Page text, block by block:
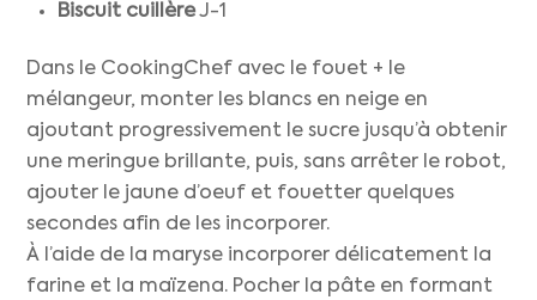
Biscuit cuillèreJ-1
Dans le CookingChef avec le fouet + le
mélangeur, monter les blancs en neige en
ajoutant progressivement le sucre jusqu’à obtenir
une meringue brillante, puis, sans arrêter le robot,
ajouter le jaune d’oeuf et fouetter quelques
secondes afin de les incorporer.
À l’aide de la maryse incorporer délicatement la
farine et la maïzena. Pocher la pâte en formant